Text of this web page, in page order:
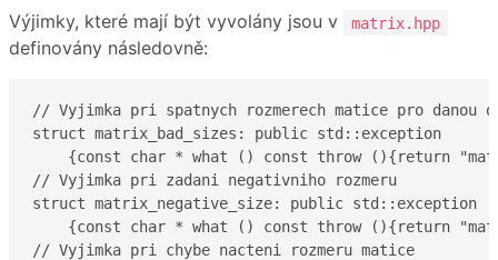
Výjimky, které mají být vyvolány jsou v matrix.hpp
definovány následovně:
// Vyjimka pri spatnych rozmerech matice pro danou
struct matrix_bad_sizes: public std::exception
{const char * what () const throw (){return
// Vyjimka pri zadani negativniho rozmeru
struct matrix_negative_size: public std::exception
{const char * what () const throw (){return
// Vyjimka pri chybe nacteni rozmeru matice